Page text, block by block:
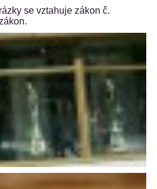
se vztahuje zákon č.